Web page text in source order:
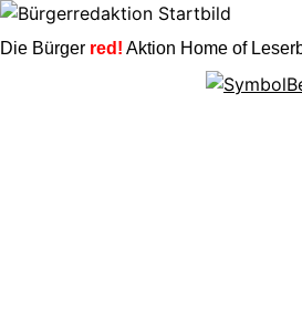
Die Bürger red! Aktion Home of